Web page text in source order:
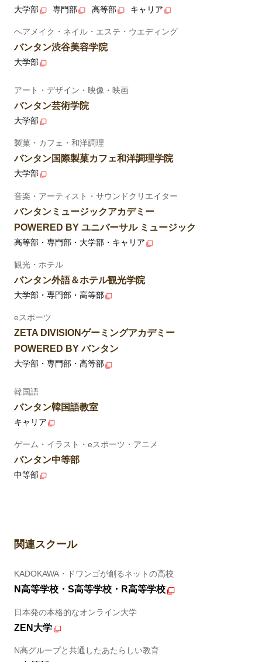
大学部 専門部 高等部 キャリア
ヘアメイク・ネイル・エステ・ウエディング
バンタン渋谷美容学院
大学部
アート・デザイン・映像・映画
バンタン芸術学院
大学部
製菓・カフェ・和洋調理
バンタン国際製菓カフェ和洋調理学院
大学部
音楽・アーティスト・サウンドクリエイター
バンタンミュージックアカデミー
POWERED BY ユニバーサル ミュージック
高等部・専門部・大学部・キャリア
観光・ホテル
バンタン外語＆ホテル観光学院
大学部・専門部・高等部
eスポーツ
ZETA DIVISIONゲーミングアカデミー
POWERED BY バンタン
大学部・専門部・高等部
韓国語
バンタン韓国語教室
キャリア
ゲーム・イラスト・eスポーツ・アニメ
バンタン中等部
中等部
関連スクール
KADOKAWA・ドワンゴが創るネットの高校
N高等学校・S高等学校・R高等学校
日本発の本格的なオンライン大学
ZEN大学
N高グループと共通したあたらしい教育